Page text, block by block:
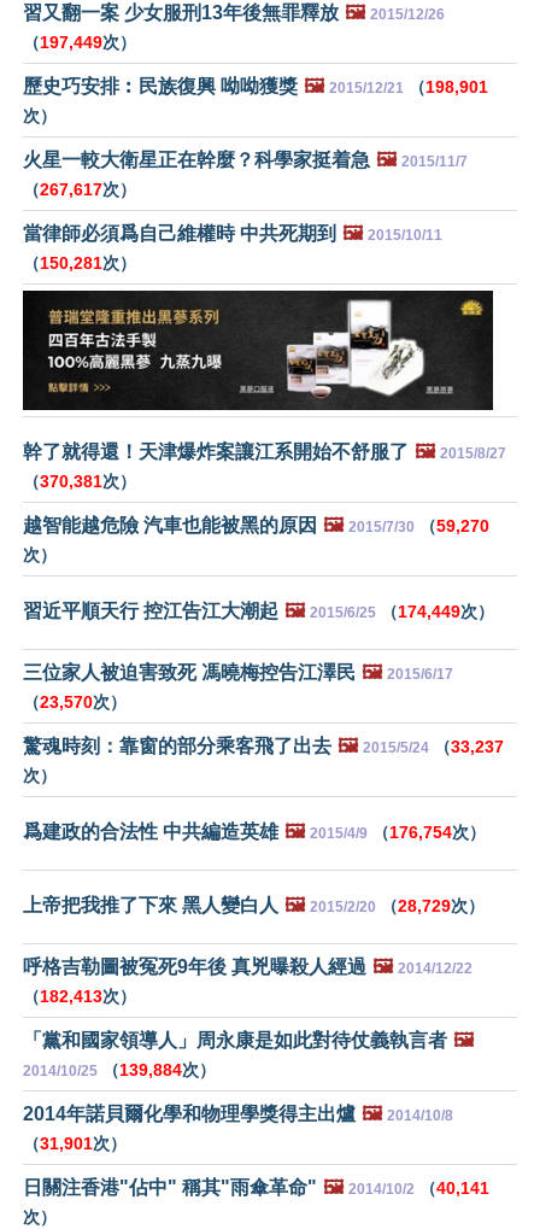
習又翻一案 少女服刑13年後無罪釋放 🖼️ 2015/12/26
（197,449次）
歷史巧安排︰民族復興 呦呦獲獎 🖼️ 2015/12/21 （198,901
次）
火星一較大衛星正在幹麼？科學家挺着急 🖼️ 2015/11/7
（267,617次）
當律師必須爲自己維權時 中共死期到 🖼️ 2015/10/11
（150,281次）
幹了就得還！天津爆炸案讓江系開始不舒服了 🖼️ 2015/8/27
（370,381次）
越智能越危險 汽車也能被黑的原因 🖼️ 2015/7/30 （59,270
次）
習近平順天行 控江告江大潮起 🖼️ 2015/6/25 （174,449次）
三位家人被迫害致死 馮曉梅控告江澤民 🖼️ 2015/6/17
（23,570次）
驚魂時刻：靠窗的部分乘客飛了出去 🖼️ 2015/5/24 （33,237
次）
爲建政的合法性 中共編造英雄 🖼️ 2015/4/9 （176,754次）
上帝把我推了下來 黑人變白人 🖼️ 2015/2/20 （28,729次）
呼格吉勒圖被冤死9年後 真兇曝殺人經過 🖼️ 2014/12/22
（182,413次）
「黨和國家領導人」周永康是如此對待仗義執言者 🖼️
2014/10/25 （139,884次）
2014年諾貝爾化學和物理學獎得主出爐 🖼️ 2014/10/8
（31,901次）
日關注香港"佔中" 稱其"雨傘革命" 🖼️ 2014/10/2 （40,141
次）